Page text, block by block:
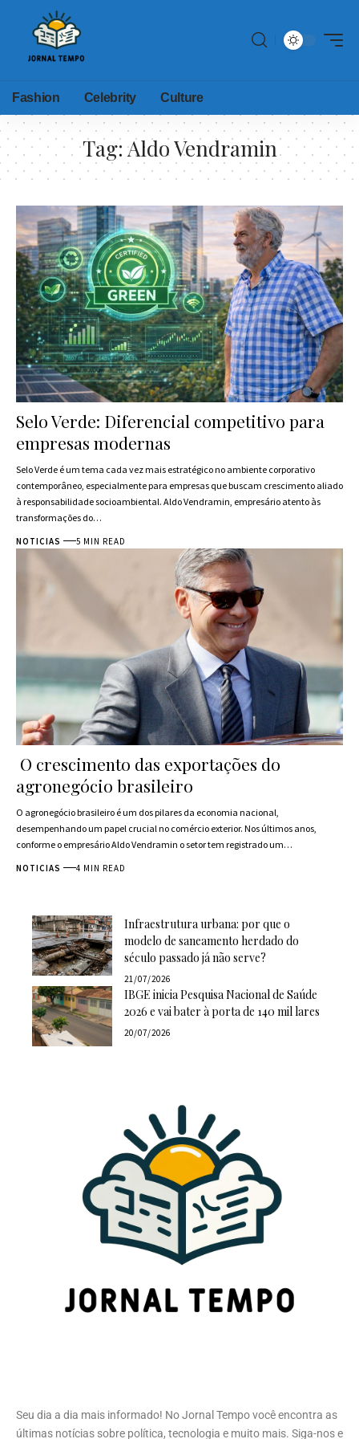
Fashion Celebrity Culture
Tag: Aldo Vendramin
Selo Verde: Diferencial competitivo para
empresas modernas
Selo Verde é um tema cada vez mais estratégico no ambiente corporativo
contemporâneo, especialmente para empresas que buscam crescimento aliado
à responsabilidade socioambiental. Aldo Vendramin, empresário atento às
transformações do…
NOTICIAS 5 MIN READ
O crescimento das exportações do
agronegócio brasileiro
O agronegócio brasileiro é um dos pilares da economia nacional,
desempenhando um papel crucial no comércio exterior. Nos últimos anos,
conforme o empresário Aldo Vendramin o setor tem registrado um…
NOTICIAS 4 MIN READ
Infraestrutura urbana: por que o
modelo de saneamento herdado do
século passado já não serve?
21/07/2026
IBGE inicia Pesquisa Nacional de Saúde
2026 e vai bater à porta de 140 mil lares
20/07/2026
Seu dia a dia mais informado! No Jornal Tempo você encontra as
últimas notícias sobre política, tecnologia e muito mais. Siga-nos e